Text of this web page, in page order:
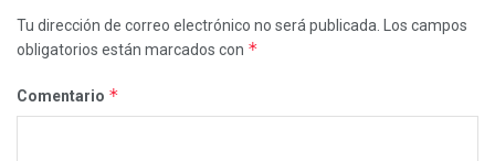
Tu dirección de correo electrónico no será publicada.
Los campos
obligatorios están marcados con *
Comentario *